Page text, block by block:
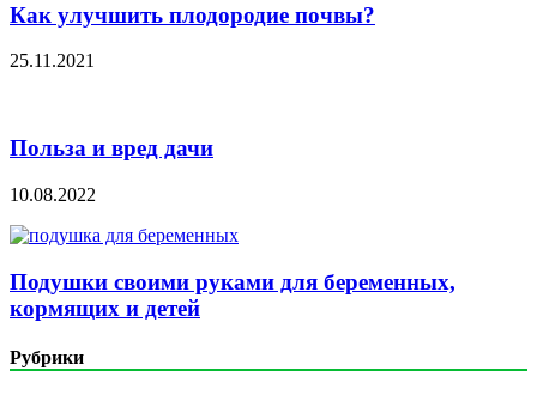
Как улучшить плодородие почвы?
25.11.2021
Польза и вред дачи
10.08.2022
Подушки своими руками для беременных,
кормящих и детей
Рубрики